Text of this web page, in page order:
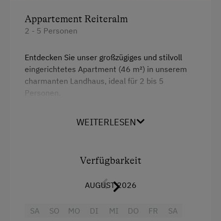
Wlan
Ausziehcouch
Appartement Reiteralm
2 - 5 Personen
Entdecken Sie unser großzügiges und stilvoll
eingerichtetes Apartment (46 m²) in unserem
charmanten Landhaus, ideal für 2 bis 5
Personen.
Wohlfühlatmosphäre für unvergessliche
Das Apartment bietet einen gemütlichen Wohn-
und Schlafbereich mit einem komfortablem
Doppelbett und zwei ausziehbaren Schlafsofas
für flexible Übernachtungsmöglichkeiten. Die
Wünsche offen und umfasst einen 4-Platten-
WEITERLESEN
Verfügbarkeit
AUGUST 2026
SA
SO
MO
DI
MI
DO
FR
SA